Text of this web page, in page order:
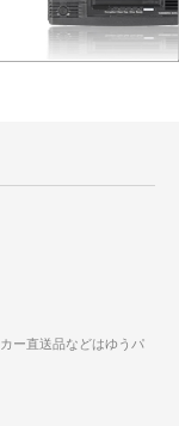
ー直送品などはゆうパ